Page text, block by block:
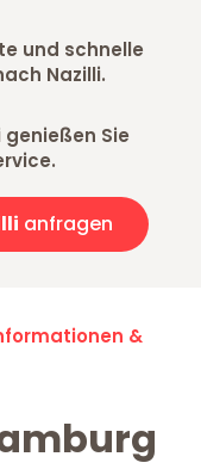
und schnelle
Nazilli.
genießen Sie
anfragen
&